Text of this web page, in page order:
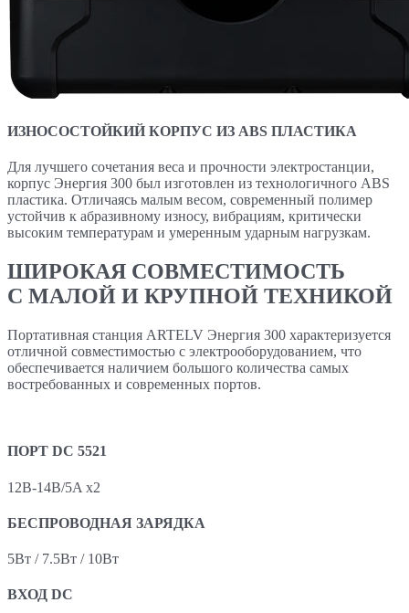
ИЗНОСОСТОЙКИЙ КОРПУС ИЗ ABS ПЛАСТИКА
Для лучшего сочетания веса и прочности электростанции,
корпус Энергия 300 был изготовлен из технологичного ABS
пластика. Отличаясь малым весом, современный полимер
устойчив к абразивному износу, вибрациям, критически
высоким температурам и умеренным ударным нагрузкам.
ШИРОКАЯ СОВМЕСТИМОСТЬ
С МАЛОЙ И КРУПНОЙ ТЕХНИКОЙ
Портативная станция ARTELV Энергия 300 характеризуется
отличной совместимостью с электрооборудованием, что
обеспечивается наличием большого количества самых
востребованных и современных портов.
ПОРТ DC 5521
12В-14В/5A x2
БЕСПРОВОДНАЯ ЗАРЯДКА
5Вт / 7.5Вт / 10Вт
ВХОД DC